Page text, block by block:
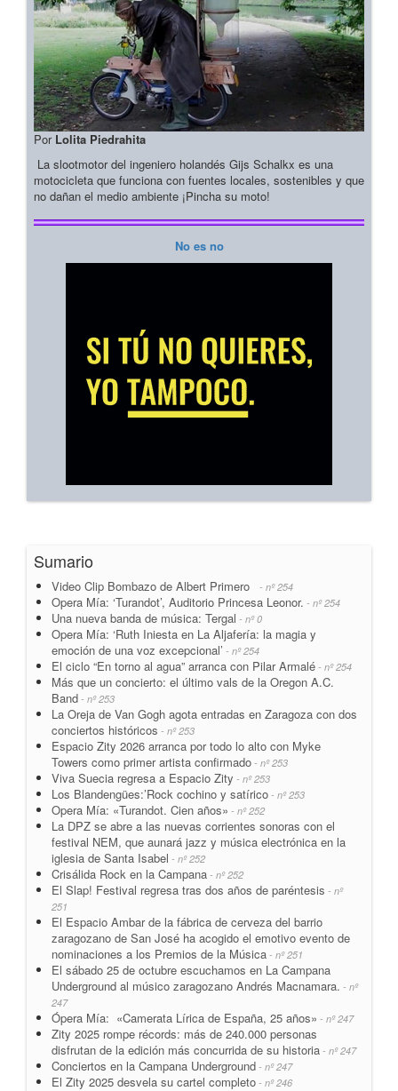
Por Lolita Piedrahita
La slootmotor del ingeniero holandés Gijs Schalkx es una
motocicleta que funciona con fuentes locales, sostenibles y que
no dañan el medio ambiente ¡Pincha su moto!
No es no
Sumario
Video Clip Bombazo de Albert Primero - nº 254
Opera Mía: ‘Turandot’, Auditorio Princesa Leonor. - nº 254
Una nueva banda de música: Tergal - nº 0
Opera Mía: ‘Ruth Iniesta en La Aljafería: la magia y
emoción de una voz excepcional’ - nº 254
El ciclo “En torno al agua” arranca con Pilar Armalé - nº 254
Más que un concierto: el último vals de la Oregon A.C.
Band - nº 253
La Oreja de Van Gogh agota entradas en Zaragoza con dos
conciertos históricos - nº 253
Espacio Zity 2026 arranca por todo lo alto con Myke
Towers como primer artista confirmado - nº 253
Viva Suecia regresa a Espacio Zity - nº 253
Los Blandengües:’Rock cochino y satírico - nº 253
Opera Mía: «Turandot. Cien años» - nº 252
La DPZ se abre a las nuevas corrientes sonoras con el
festival NEM, que aunará jazz y música electrónica en la
iglesia de Santa Isabel - nº 252
Crisálida Rock en la Campana - nº 252
El Slap! Festival regresa tras dos años de paréntesis - nº
251
El Espacio Ambar de la fábrica de cerveza del barrio
zaragozano de San José ha acogido el emotivo evento de
nominaciones a los Premios de la Música - nº 251
El sábado 25 de octubre escuchamos en La Campana
Underground al músico zaragozano Andrés Macnamara. - nº
247
Ópera Mía: «Camerata Lírica de España, 25 años» - nº 247
Zity 2025 rompe récords: más de 240.000 personas
disfrutan de la edición más concurrida de su historia - nº 247
Conciertos en la Campana Underground - nº 247
El Zity 2025 desvela su cartel completo - nº 246